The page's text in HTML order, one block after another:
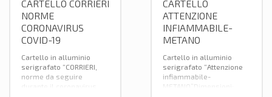
CARTELLO CORRIERI
NORME
CORONAVIRUS
COVID-19
Cartello in alluminio
serigrafato “CORRIERI,
norme da seguire
durante il coronavirus
CARTELLO
ATTENZIONE
INFIAMMABILE-
METANO
Cartello in alluminio
serigrafato “Attenzione
infiammabile-
METANO”Dimensioni: